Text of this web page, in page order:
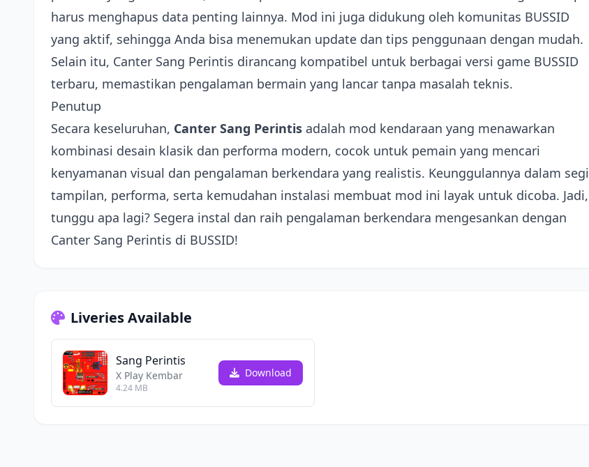
harus menghapus data penting lainnya. Mod ini juga didukung oleh komunitas BUSSID
yang aktif, sehingga Anda bisa menemukan update dan tips penggunaan dengan mudah.
Selain itu, Canter Sang Perintis dirancang kompatibel untuk berbagai versi game BUSSID
terbaru, memastikan pengalaman bermain yang lancar tanpa masalah teknis.
Penutup
Secara keseluruhan, Canter Sang Perintis adalah mod kendaraan yang menawarkan
kombinasi desain klasik dan performa modern, cocok untuk pemain yang mencari
kenyamanan visual dan pengalaman berkendara yang realistis. Keunggulannya dalam segi
tampilan, performa, serta kemudahan instalasi membuat mod ini layak untuk dicoba. Jadi,
tunggu apa lagi? Segera instal dan raih pengalaman berkendara mengesankan dengan
Canter Sang Perintis di BUSSID!
Liveries Available
Sang Perintis
X Play Kembar
4.24 MB
Download